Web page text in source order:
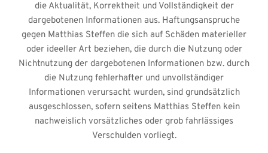
die Aktualität, Korrektheit und Vollständigkeit der
dargebotenen Informationen aus. Haftungsanspruche
gegen Matthias Steffen die sich auf Schäden materieller
oder ideeller Art beziehen, die durch die Nutzung oder
Nichtnutzung der dargebotenen Informationen bzw. durch
die Nutzung fehlerhafter und unvollständiger
Informationen verursacht wurden, sind grundsätzlich
ausgeschlossen, sofern seitens Matthias Steffen kein
nachweislich vorsätzliches oder grob fahrlässiges
Verschulden vorliegt.